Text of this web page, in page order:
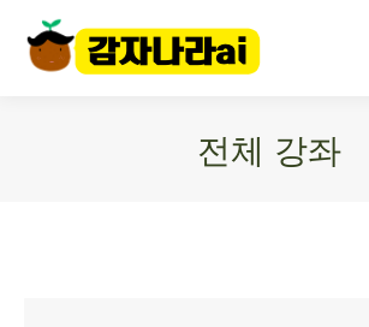
전체 강좌